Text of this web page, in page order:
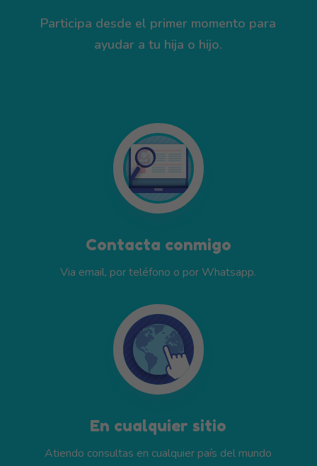
Participa desde el primer momento para
ayudar a tu hija o hijo.
Contacta conmigo
Via email, por teléfono o por Whatsapp.
En cualquier sitio
Atiendo consultas en cualquier país del mundo